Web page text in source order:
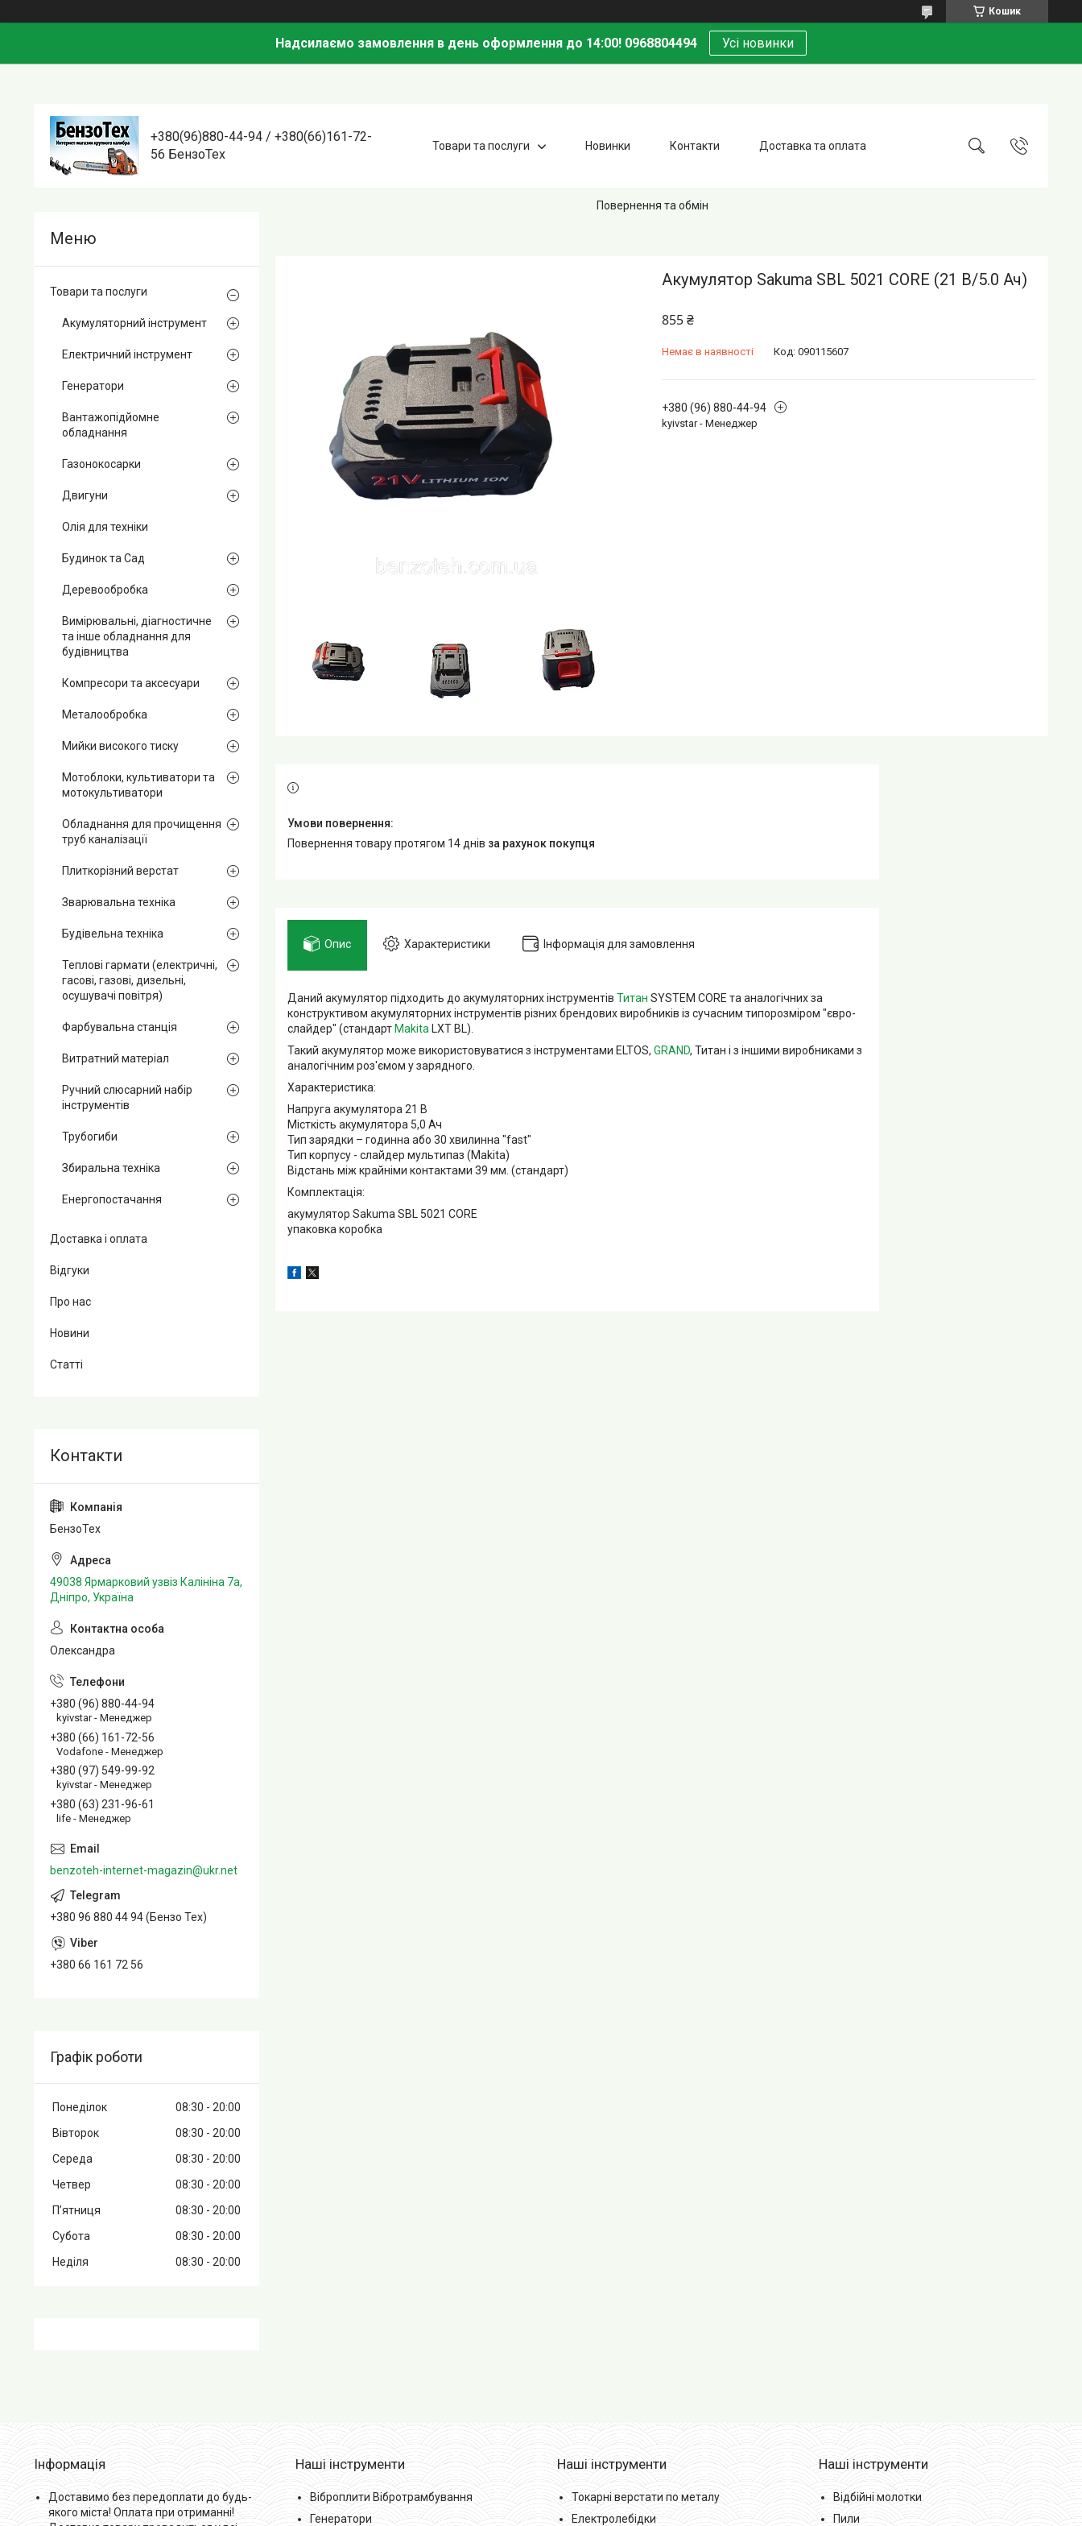
Кошик
Надсилаємо замовлення в день оформлення до 14:00! 0968804494 Усі новинки
+380(96)880-44-94 / +380(66)161-72-
56 БензоТех
Товари та послуги Новинки Контакти Доставка та оплата
Повернення та обмін
Акумулятор Sakuma SBL 5021 CORE (21 В/5.0 Ач)
855 ₴
Немає в наявності Код: 090115607
+380 (96) 880-44-94
kyivstar - Менеджер
повернення товару протягом 14 днів за рахунок покупця
Опис Характеристики Інформація для замовлення
Даний акумулятор підходить до акумуляторних інструментів Титан SYSTEM CORE та аналогічних за
конструктивом акумуляторних інструментів різних брендових виробників із сучасним типорозміром "євро-
слайдер" (стандарт Makita LXT BL).
Такий акумулятор може використовуватися з інструментами ELTOS, GRAND, Титан і з іншими виробниками з
аналогічним роз'ємом у зарядного.
Характеристика:
Напруга акумулятора 21 В
Місткість акумулятора 5,0 Ач
Тип зарядки – годинна або 30 хвилинна "fast"
Тип корпусу - слайдер мультипаз (Makita)
Відстань між крайніми контактами 39 мм. (стандарт)
Комплектація:
акумулятор Sakuma SBL 5021 CORE
упаковка коробка
Товари та послуги
Акумуляторний інструмент
Електричний інструмент
Генератори
Вантажопідйомне
обладнання
Газонокосарки
Двигуни
Олія для техніки
Будинок та Сад
Деревообробка
Вимірювальні, діагностичне
та інше обладнання для
будівництва
Компресори та аксесуари
Металообробка
Мийки високого тиску
Мотоблоки, культиватори та
мотокультиватори
Обладнання для прочищення
труб каналізації
Плиткорізний верстат
Зварювальна техніка
Будівельна техніка
Теплові гармати (електричні,
гасові, газові, дизельні,
осушувачі повітря)
Фарбувальна станція
Витратний матеріал
Ручний слюсарний набір
інструментів
Трубогиби
Збиральна техніка
Енергопостачання
Доставка і оплата
Відгуки
Про нас
Новини
Статті
БензоТех
49038 Ярмарковий узвіз Калініна 7а,
Дніпро, Україна
Олександра
+380 (96) 880-44-94
kyivstar - Менеджер
+380 (66) 161-72-56
Vodafone - Менеджер
+380 (97) 549-99-92
kyivstar - Менеджер
+380 (63) 231-96-61
life - Менеджер
benzoteh-internet-magazin@ukr.net
+380 96 880 44 94 (Бензо Тех)
+380 66 161 72 56
Графік роботи
Понеділок 08:30
20:00
Вівторок
08:30
20:00
Середа
08:30
20:00
Четвер
08:30
20:00
Пʼятниця
08:30
20:00
Субота
08:30
20:00
Неділя
08:30 20:00
Інформація
Доставимо без передоплати до будь-
якого міста! Оплата при отриманні!
Наші інструменти
Віброплити Вібротрамбування
Генератори
Наші інструменти
Токарні верстати по металу
Електролебідки
Наші інструменти
Відбійні молотки
Пили